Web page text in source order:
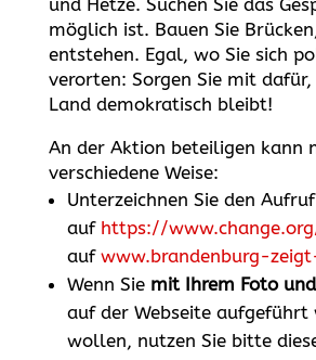
und Hetze. Suchen Sie das
möglich ist. Bauen Sie
entstehen. Egal, wo Sie sich
verorten: Sorgen Sie mit dafür,
Land demokratisch bleibt!
An der Aktion beteiligen kann
verschiedene Weise:
Unterzeichnen Sie den Aufruf
auf https://
auf www.brandenburg-
Wenn Sie mit Ihrem Foto
auf der Webseite aufgeführt
wollen, nutzen Sie bitte